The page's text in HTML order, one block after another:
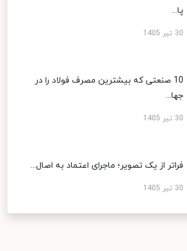
پا...
30 تیر 1405
10 صنعتی که بیشترین مصرف فولاد را در
جها...
30 تیر 1405
فراتر از یک تصویر؛ ماجرای اعتماد به اصال...
30 تیر 1405